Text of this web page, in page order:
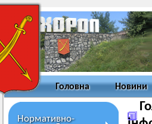
Головна Новини
Нормативно-